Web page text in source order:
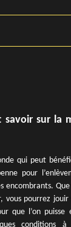
savoir sur la
qui peut
pour
encombrants.
vous pourrez jouir
que l’on
conditions